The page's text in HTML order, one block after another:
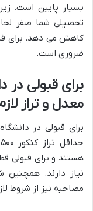
بسیار پایین است.
تحصیلی شما صفر
کاهش می دهد. برای
ضروری است.
برای قبولی در
معدل و تراز
هستند و برای قبولی
نیاز دارند. همچنین
مصاحبه نیز از شروط